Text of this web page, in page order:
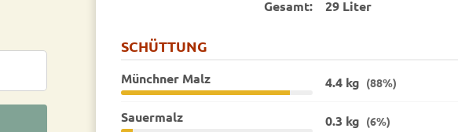
Gesamt:
29 Liter
SCHÜTTUNG
Münchner Malz 4.4 kg (88%)
Sauermalz 0.3 kg (6%)